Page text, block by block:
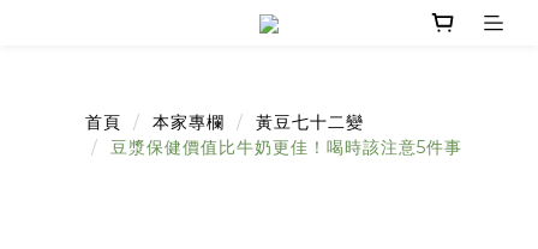
首頁 本家專欄
黃豆七十二變
豆漿保健價值比牛奶更佳！喝時該注意5件事